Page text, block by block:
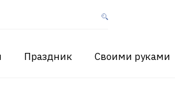
Праздник Своими руками